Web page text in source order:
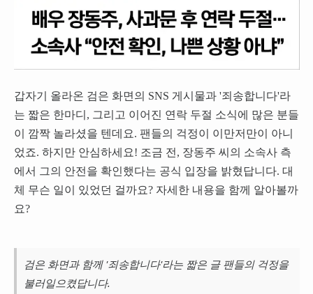
갑자기 올라온 검은 화면의 SNS 게시물과 '죄송합니다'라
는 짧은 한마디, 그리고 이어진 연락 두절 소식에 많은 분들
이 깜짝 놀라셨을 텐데요. 팬들의 걱정이 이만저만이 아니
었죠. 하지만 안심하세요! 조금 전, 장동주 씨의 소속사 측
에서 그의 안전을 확인했다는 공식 입장을 밝혔답니다. 대
체 무슨 일이 있었던 걸까요? 자세한 내용을 함께 알아볼까
요?
검은 화면과 함께 '죄송합니다'라는 짧은 글 팬들의 걱정을
불러일으켰답니다.